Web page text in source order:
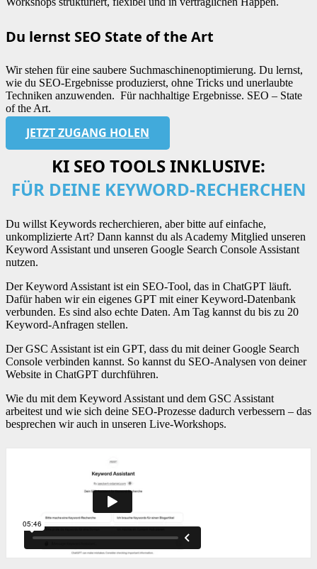
Du lernst SEO State of the Art
Wir stehen für eine saubere Suchmaschinenoptimierung. Du lernst,
wie du SEO-Ergebnisse produzierst, ohne Tricks und unerlaubte
Techniken anzuwenden. Für nachhaltige Ergebnisse. SEO – State
of the Art.
JETZT ZUGANG HOLEN
KI SEO TOOLS INKLUSIVE:
FÜR DEINE KEYWORD-RECHERCHEN
Du willst Keywords recherchieren, aber bitte auf einfache,
unkomplizierte Art? Dann kannst du als Academy Mitglied unseren
Keyword Assistant und unseren Google Search Console Assistant
nutzen.
Der Keyword Assistant ist ein SEO-Tool, das in ChatGPT läuft.
Dafür haben wir ein eigenes GPT mit einer Keyword-Datenbank
verbunden. Es sind also echte Daten. Am Tag kannst du bis zu 20
Keyword-Anfragen stellen.
Der GSC Assistant ist ein GPT, dass du mit deiner Google Search
Console verbinden kannst. So kannst du SEO-Analysen von deiner
Website in ChatGPT durchführen.
Wie du mit dem Keyword Assistant und dem GSC Assistant
arbeitest und wie sich deine SEO-Prozesse dadurch verbessern – das
besprechen wir auch in unseren Live-Workshops.